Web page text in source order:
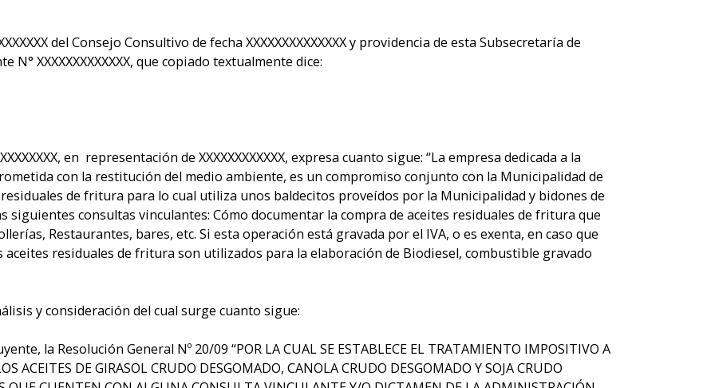
del Consejo Consultivo de fecha XXXXXXXXXXXXXX y providencia de esta Subsecretaría de
XXXXXXXXXXXXX, que copiado textualmente dice:
en representación de XXXXXXXXXXXX, expresa cuanto sigue: “La empresa dedicada a la
con la restitución del medio ambiente, es un compromiso conjunto con la Municipalidad de
de fritura para lo cual utiliza unos baldecitos proveídos por la Municipalidad y bidones de
siguientes consultas vinculantes: Cómo documentar la compra de aceites residuales de fritura que
Restaurantes, bares, etc. Si esta operación está gravada por el IVA, o es exenta, en caso que
aceites residuales de fritura son utilizados para la elaboración de Biodiesel, combustible gravado
y consideración del cual surge cuanto sigue:
la Resolución General Nº 20/09 “POR LA CUAL SE ESTABLECE EL TRATAMIENTO IMPOSITIVO A
ACEITES DE GIRASOL CRUDO DESGOMADO, CANOLA CRUDO DESGOMADO Y SOJA CRUDO